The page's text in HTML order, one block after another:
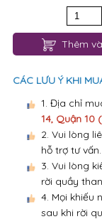
Thêm
CÁC LƯU Ý KHI
1. Địa chỉ
14, Quận 10
2. Vui lòng
hỗ trợ tư vấn.
3. Vui lòng
rời quầy
4. Mọi khiếu
sau khi rời